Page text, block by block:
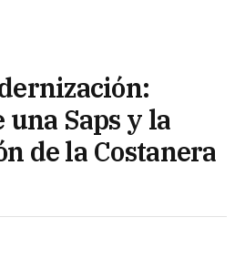
Saps y la
de la Costanera